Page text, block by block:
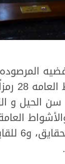
الحيل و
4 رموز